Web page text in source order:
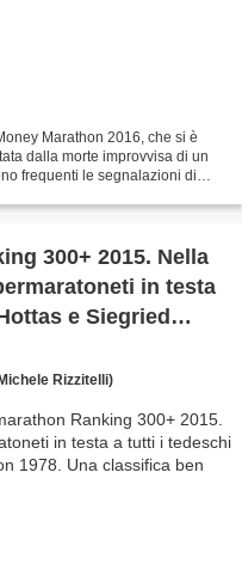
Marathon 2016, che si è
dalla morte improvvisa di un
frequenti le segnalazioni di
300+ 2015. Nella
in testa
e Siegried
Rizzitelli)